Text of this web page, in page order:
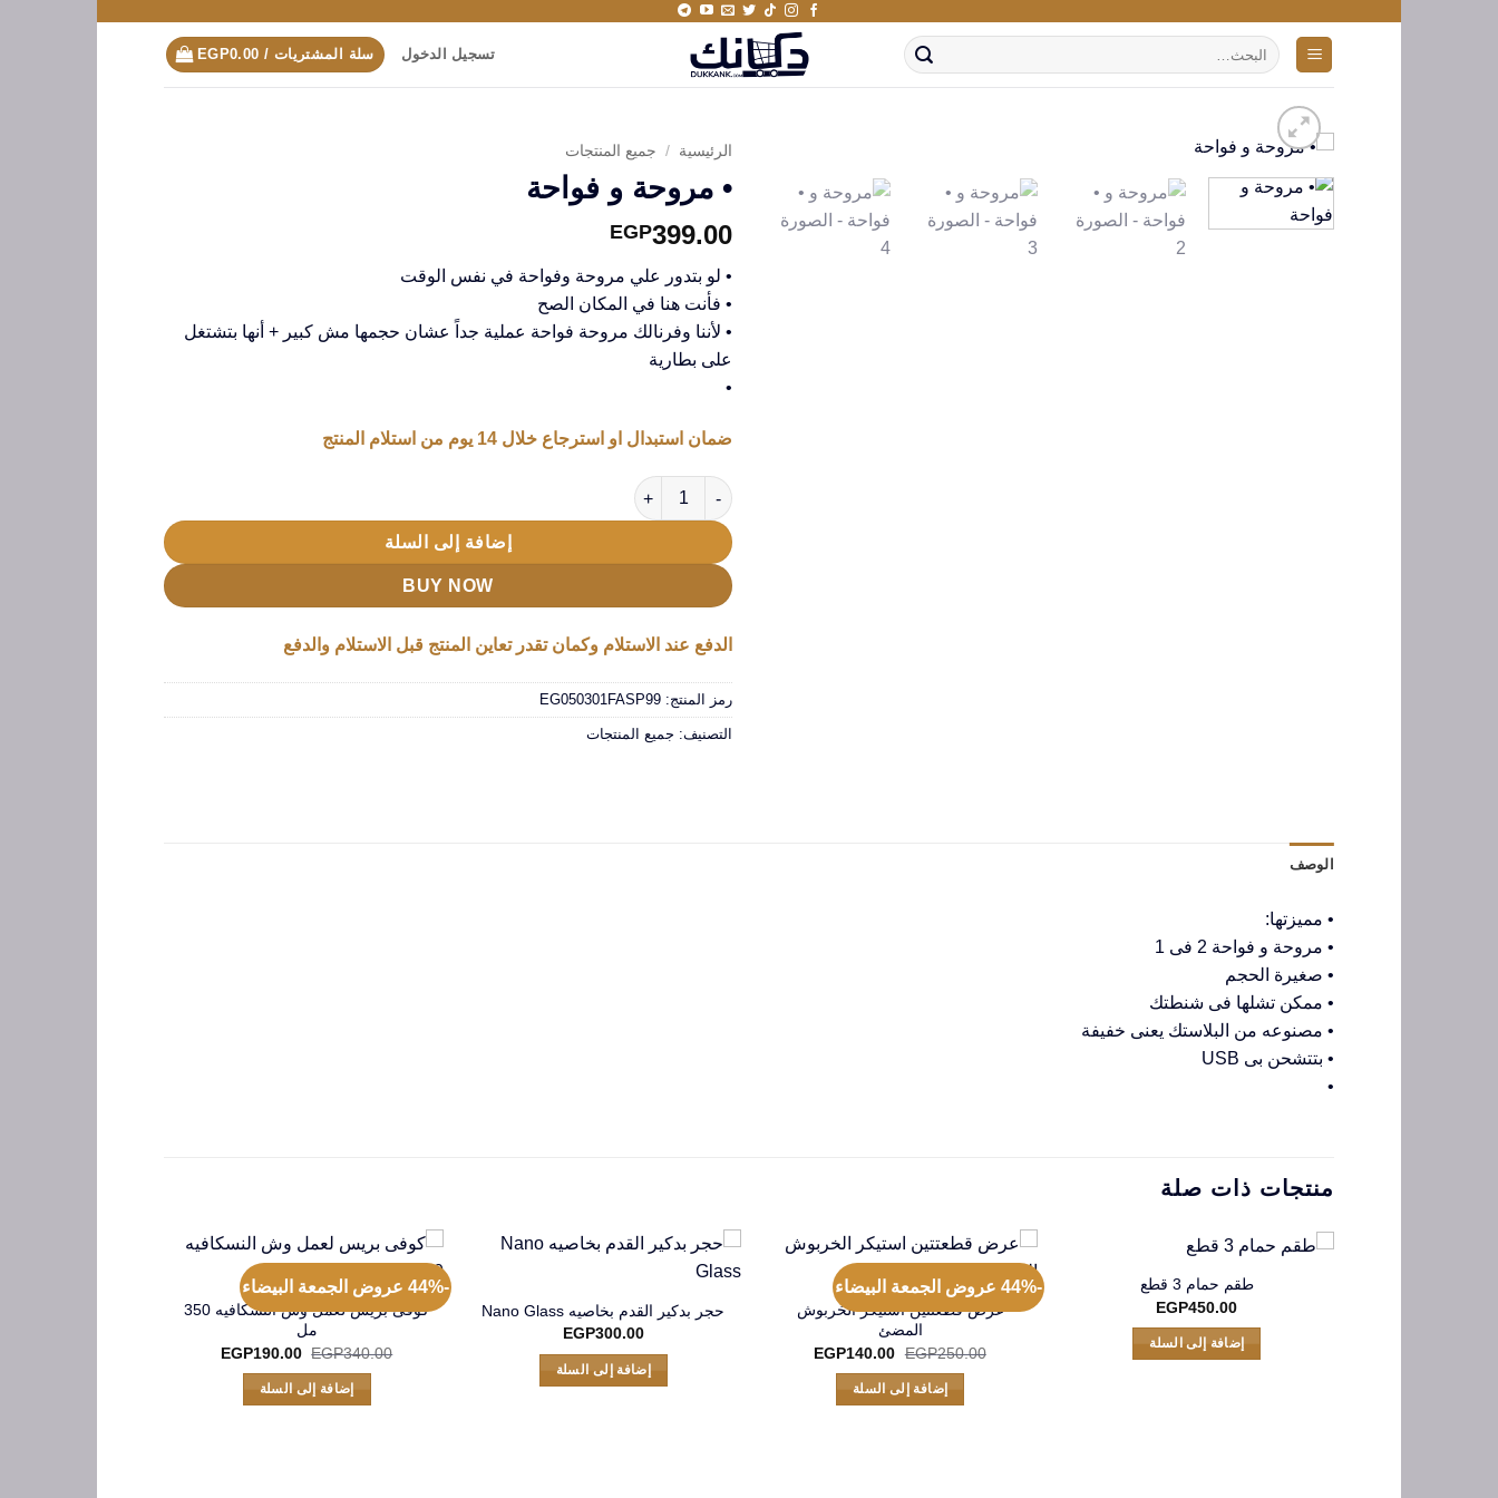
البحث
عن:
تسجيل الدخول سلة المشتريات / EGP0.00
الرئيسية / جميع المنتجات
• مروحة و فواحة
EGP399.00
• لو بتدور علي مروحة وفواحة في نفس الوقت
• فأنت هنا في المكان الصح
• لأننا وفرنالك مروحة فواحة عملية جداً عشان حجمها مش كبير + أنها بتشتغل
على بطارية
•
ضمان استبدال او استرجاع خلال 14 يوم من استلام المنتج
كمية • مروحة و فواحة
إضافة إلى السلة
BUY NOW
الدفع عند الاستلام وكمان تقدر تعاين المنتج قبل الاستلام والدفع
رمز المنتج: EG050301FASP99
التصنيف: جميع المنتجات
الوصف
• مميزتها:
• مروحة و فواحة 2 فى 1
• صغيرة الحجم
• ممكن تشلها فى شنطتك
• مصنوعه من البلاستك يعنى خفيفة
• بتتشحن بى USB
•
منتجات ذات صلة
طقم حمام 3 قطع
EGP450.00
إضافة إلى السلة
-44% عروض الجمعة البيضاء
عرض قطعتتين استيكر الخربوش
المضئ
EGP250.00
السعر
هو:
EGP250.00.
EGP140.00
السعر
إضافة إلى السلة
حجر بدكير القدم بخاصيه Nano Glass
EGP300.00
إضافة إلى السلة
-44% عروض الجمعة البيضاء
كوفى بريس لعمل وش النسكافيه 350
مل
EGP340.00
السعر
هو:
EGP340.00.
EGP190.00
إضافة إلى السلة